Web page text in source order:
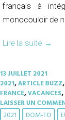
français à
monocouloir de
Lire la suite →
13 JUILLET 2021
2021,ARTICLE BUZZ,
FRANCE,VACANCES,
LAISSER UN
2021 DOM-TO